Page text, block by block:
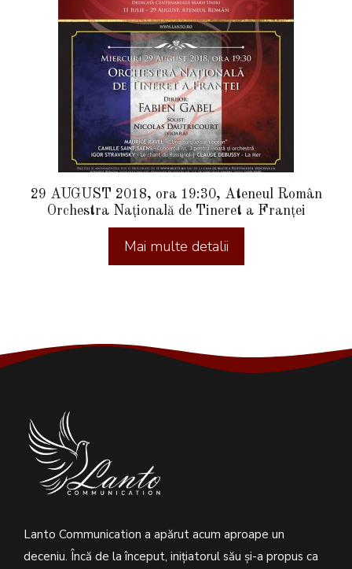
29 AUGUST 2018, ora 19:30, Ateneul Român
Orchestra Națională de Tineret a Franței
Lanto Communication a apărut acum aproape un
deceniu. Încă de la început, inițiatorul său şi-a propus ca